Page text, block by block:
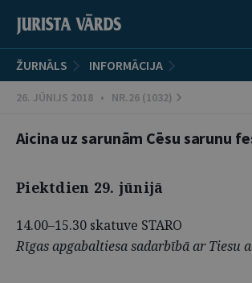
ŽURNĀLS INFORMĀCIJA
26. JŪNIJS 2018 • NR.26 (1032)
Aicina uz sarunām Cēsu sarunu
Piektdien 29. jūnijā
14.00–15.30 skatuve STARO
Rīgas apgabaltiesa sadarbībā ar